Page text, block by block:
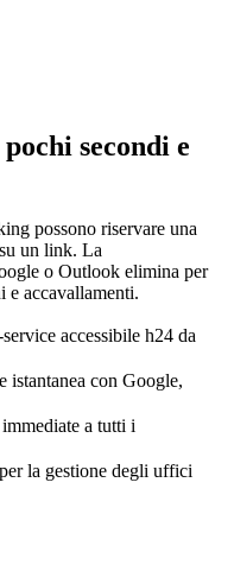
secondi e
possono riservare una
un link. La
o Outlook elimina per
e accavallamenti.
accessibile h24 da
istantanea con Google,
a tutti i
la gestione degli uffici